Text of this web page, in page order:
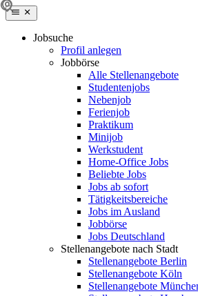
Jobsuche
Profil anlegen
Jobbörse
Alle Stellenangebote
Studentenjobs
Nebenjob
Ferienjob
Praktikum
Minijob
Werkstudent
Home-Office Jobs
Beliebte Jobs
Jobs ab sofort
Tätigkeitsbereiche
Jobs im Ausland
Jobbörse
Jobs Deutschland
Stellenangebote nach Stadt
Stellenangebote Berlin
Stellenangebote Köln
Stellenangebote